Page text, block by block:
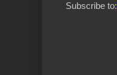
Subscribe to: